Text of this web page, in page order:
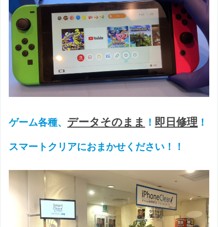
ゲーム各種、 データそのまま ！ 即日修理 ！
スマートクリアにおまかせください！！